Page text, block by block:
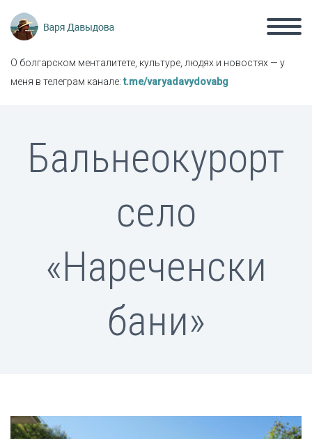
О болгарском менталитете, культуре, людях и новостях — у
меня в телеграм канале:t.me/varyadavydovabg
Бальнеокурорт
село
«Нареченски
бани»